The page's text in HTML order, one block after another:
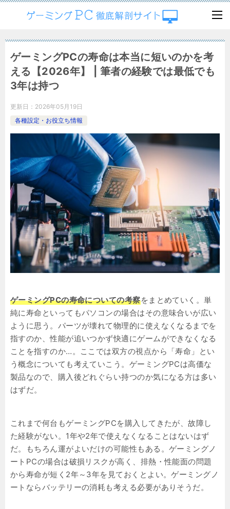
ゲーミングPCの寿命は本当に短いのかを考
える【2026年】 | 筆者の経験では最低でも
3年は持つ
更新日： 2026年05月19日
各種設定・お役立ち情報
ゲーミングPCの寿命についての考察をまとめていく。単
純に寿命といってもパソコンの場合はその意味合いが広い
ように思う。パーツが壊れて物理的に使えなくなるまでを
指すのか、性能が追いつかず快適にゲームができなくなる
ことを指すのか…。ここでは双方の視点から「寿命」とい
う概念についても考えていこう。ゲーミングPCは高価な
製品なので、購入後どれぐらい持つのか気になる方は多い
はずだ。
これまで何台もゲーミングPCを購入してきたが、故障し
た経験がない。1年や2年で使えなくなることはないはず
だ。もちろん運がよいだけの可能性もある。ゲーミングノ
ートPCの場合は破損リスクが高く、排熱・性能面の問題
から寿命が短く2年～3年を見ておくとよい。ゲーミングノ
ートならバッテリーの消耗も考える必要がありそうだ。